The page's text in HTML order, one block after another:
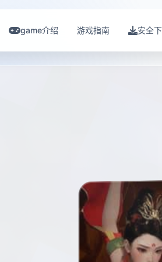
game介绍 游戏指南 安全